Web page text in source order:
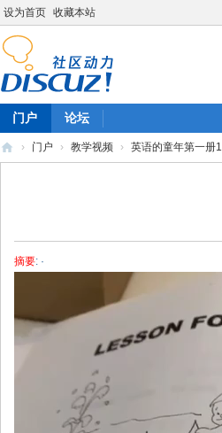
设为首页 收藏本站
门户 论坛
› 门户 › 教学视频 › 英语的童年第一册1
摘要: ·